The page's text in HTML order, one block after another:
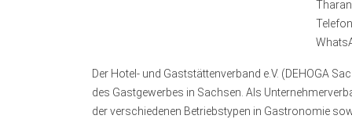
Der Hotel- und Gaststättenverband e.V. (DEHOGA
des Gastgewerbes in Sachsen. Als
der verschiedenen Betriebstypen in Gastronomie